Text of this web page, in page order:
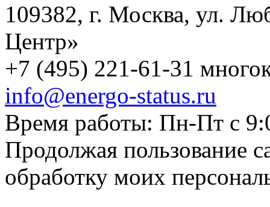
109382, г. Москва, ул.
Центр»
+7 (495) 221-61-31
info@energo-status.ru
Время работы: Пн-Пт с
Продолжая пользование
обработку моих